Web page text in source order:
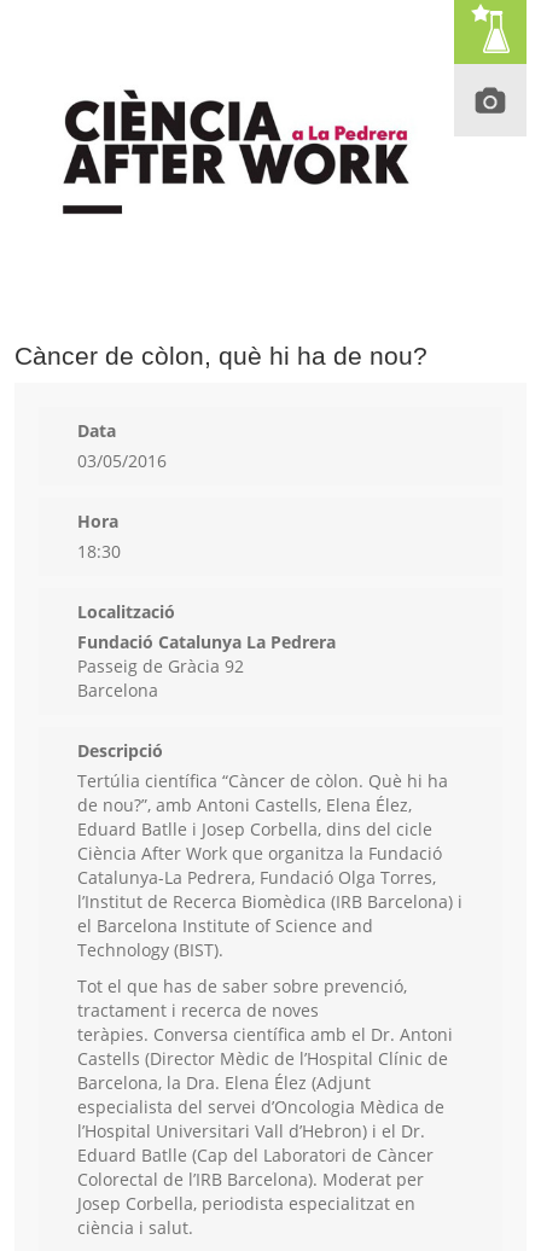
Càncer de còlon, què hi ha de nou?
Data
03/05/2016
Hora
18:30
Localització
Fundació Catalunya La Pedrera
Passeig de Gràcia 92
Barcelona
Descripció
Tertúlia científica “Càncer de còlon. Què hi ha
de nou?”, amb Antoni Castells, Elena Élez,
Eduard Batlle i Josep Corbella, dins del cicle
Ciència After Work que organitza la Fundació
Catalunya-La Pedrera, Fundació Olga Torres,
l’Institut de Recerca Biomèdica (IRB Barcelona) i
el Barcelona Institute of Science and
Technology (BIST).
Tot el que has de saber sobre prevenció,
tractament i recerca de noves
teràpies. Conversa científica amb el Dr. Antoni
Castells (Director Mèdic de l’Hospital Clínic de
Barcelona, la Dra. Elena Élez (Adjunt
especialista del servei d’Oncologia Mèdica de
l’Hospital Universitari Vall d’Hebron) i el Dr.
Eduard Batlle (Cap del Laboratori de Càncer
Colorectal de l’IRB Barcelona). Moderat per
Josep Corbella, periodista especialitzat en
ciència i salut.